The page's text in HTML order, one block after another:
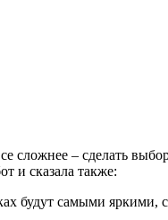
сложнее – сделать
и сказала также:
будут самыми